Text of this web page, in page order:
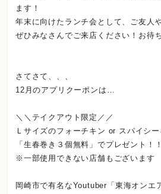
ます！
年末に向けたランチ会として、ご友人
ぜひみなさんでご来店ください！お待
さてさて、、、
12月のアプリクーポンは…
＼＼テイクアウト限定／／
Ｌサイズのフォーチキン or スパイシ
「生春巻き３個無料」でプレゼント！！
※一部使用できない店舗もございます
岡崎市で有名なYoutuber「東海オンエ